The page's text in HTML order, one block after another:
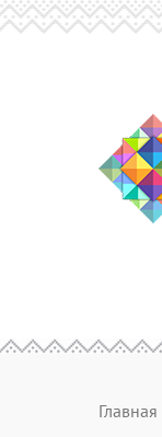
Главная